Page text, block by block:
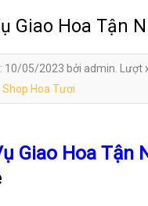
Giao Hoa Tận
10/05/2023 bởi admin. Lượt
Shop Hoa Tươi
Giao Hoa Tận